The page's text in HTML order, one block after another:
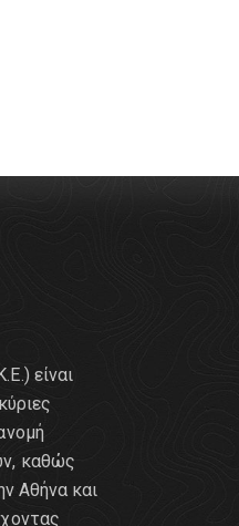
είναι
καθώς
Αθήνα και